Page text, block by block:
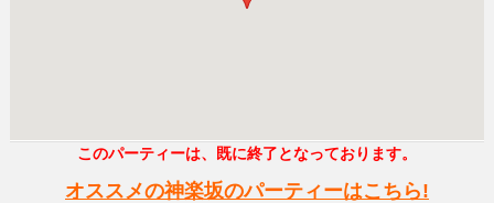
このパーティーは、既に終了となっております。
オススメの神楽坂のパーティーはこちら!